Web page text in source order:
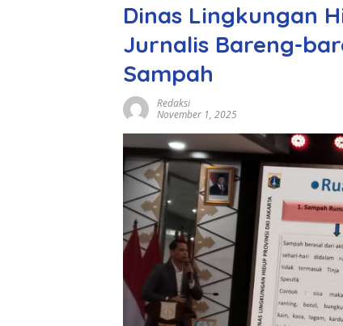
Dinas Lingkungan
Jurnalis Bareng-
Sampah
Redaksi
November 1, 2025